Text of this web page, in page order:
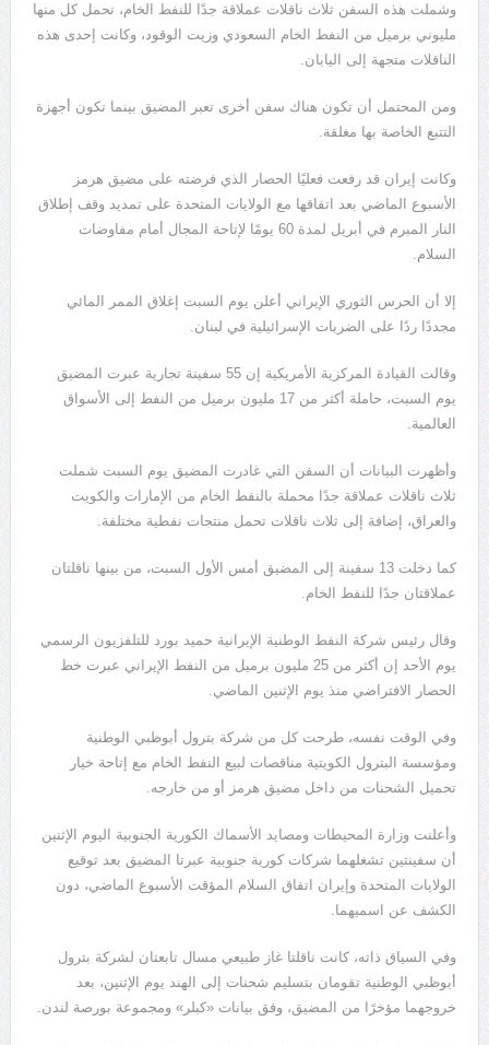
وشملت هذه السفن ثلاث ناقلات عملاقة جدًا للنفط الخام، تحمل كل منها
مليوني برميل من النفط الخام السعودي وزيت الوقود، وكانت إحدى هذه
الناقلات متجهة إلى اليابان.
ومن المحتمل أن تكون هناك سفن أخرى تعبر المضيق بينما تكون أجهزة
التتبع الخاصة بها مغلقة.
وكانت إيران قد رفعت فعليًا الحصار الذي فرضته على مضيق هرمز
الأسبوع الماضي بعد اتفاقها مع الولايات المتحدة على تمديد وقف إطلاق
النار المبرم في أبريل لمدة 60 يومًا لإتاحة المجال أمام مفاوضات
السلام.
إلا أن الحرس الثوري الإيراني أعلن يوم السبت إغلاق الممر المائي
مجددًا ردًا على الضربات الإسرائيلية في لبنان.
وقالت القيادة المركزية الأمريكية إن 55 سفينة تجارية عبرت المضيق
يوم السبت، حاملة أكثر من 17 مليون برميل من النفط إلى الأسواق
العالمية.
وأظهرت البيانات أن السفن التي غادرت المضيق يوم السبت شملت
ثلاث ناقلات عملاقة جدًا محملة بالنفط الخام من الإمارات والكويت
والعراق، إضافة إلى ثلاث ناقلات تحمل منتجات نفطية مختلفة.
كما دخلت 13 سفينة إلى المضيق أمس الأول السبت، من بينها ناقلتان
عملاقتان جدًا للنفط الخام.
وقال رئيس شركة النفط الوطنية الإيرانية حميد بورد للتلفزيون الرسمي
يوم الأحد إن أكثر من 25 مليون برميل من النفط الإيراني عبرت خط
الحصار الافتراضي منذ يوم الإثنين الماضي.
وفي الوقت نفسه، طرحت كل من شركة بترول أبوظبي الوطنية
ومؤسسة البترول الكويتية مناقصات لبيع النفط الخام مع إتاحة خيار
تحميل الشحنات من داخل مضيق هرمز أو من خارجه.
وأعلنت وزارة المحيطات ومصايد الأسماك الكورية الجنوبية اليوم الإثنين
أن سفينتين تشغلهما شركات كورية جنوبية عبرتا المضيق بعد توقيع
الولايات المتحدة وإيران اتفاق السلام المؤقت الأسبوع الماضي، دون
الكشف عن اسميهما.
وفي السياق ذاته، كانت ناقلتا غاز طبيعي مسال تابعتان لشركة بترول
أبوظبي الوطنية تقومان بتسليم شحنات إلى الهند يوم الإثنين، بعد
خروجهما مؤخرًا من المضيق، وفق بيانات «كبلر» ومجموعة بورصة لندن.